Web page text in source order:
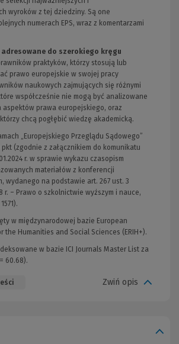
wyroków z tej dziedziny. Są one
numerach EPS, wraz z komentarzami
do szerokiego kręgu
praktyków, którzy stosują lub
prawo europejskie w swojej pracy
naukowych zajmujących się różnymi
współcześnie nie mogą być analizowane
aspektów prawa europejskiego, oraz
chcą pogłębić wiedzę akademicką.
„Europejskiego Przeglądu Sądowego”
(zgodnie z załącznikiem do komunikatu
r. w sprawie wykazu czasopism
materiałów z konferencji
wydanego na podstawie art. 267 ust. 3
r. – Prawo o szkolnictwie wyższym i nauce,
w międzynarodowej bazie European
the Humanities and Social Sciences (ERIH+).
w bazie ICI Journals Master List za
60.68).
Zwiń opis